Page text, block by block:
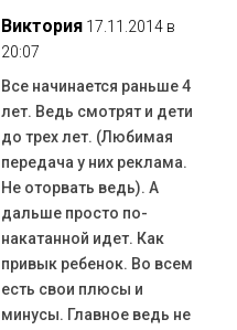
Виктория 17.11.2014 в
20:07
Все начинается раньше 4
лет. Ведь смотрят и дети
до трех лет. (Любимая
передача у них реклама.
Не оторвать ведь). А
дальше просто по-
накатанной идет. Как
привык ребенок. Во всем
есть свои плюсы и
минусы. Главное ведь не